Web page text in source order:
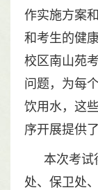
作实施方案
和考生的健
校区南山苑
问题，为每
饮用水，这
序开展提供了
本次考试
处、保卫处